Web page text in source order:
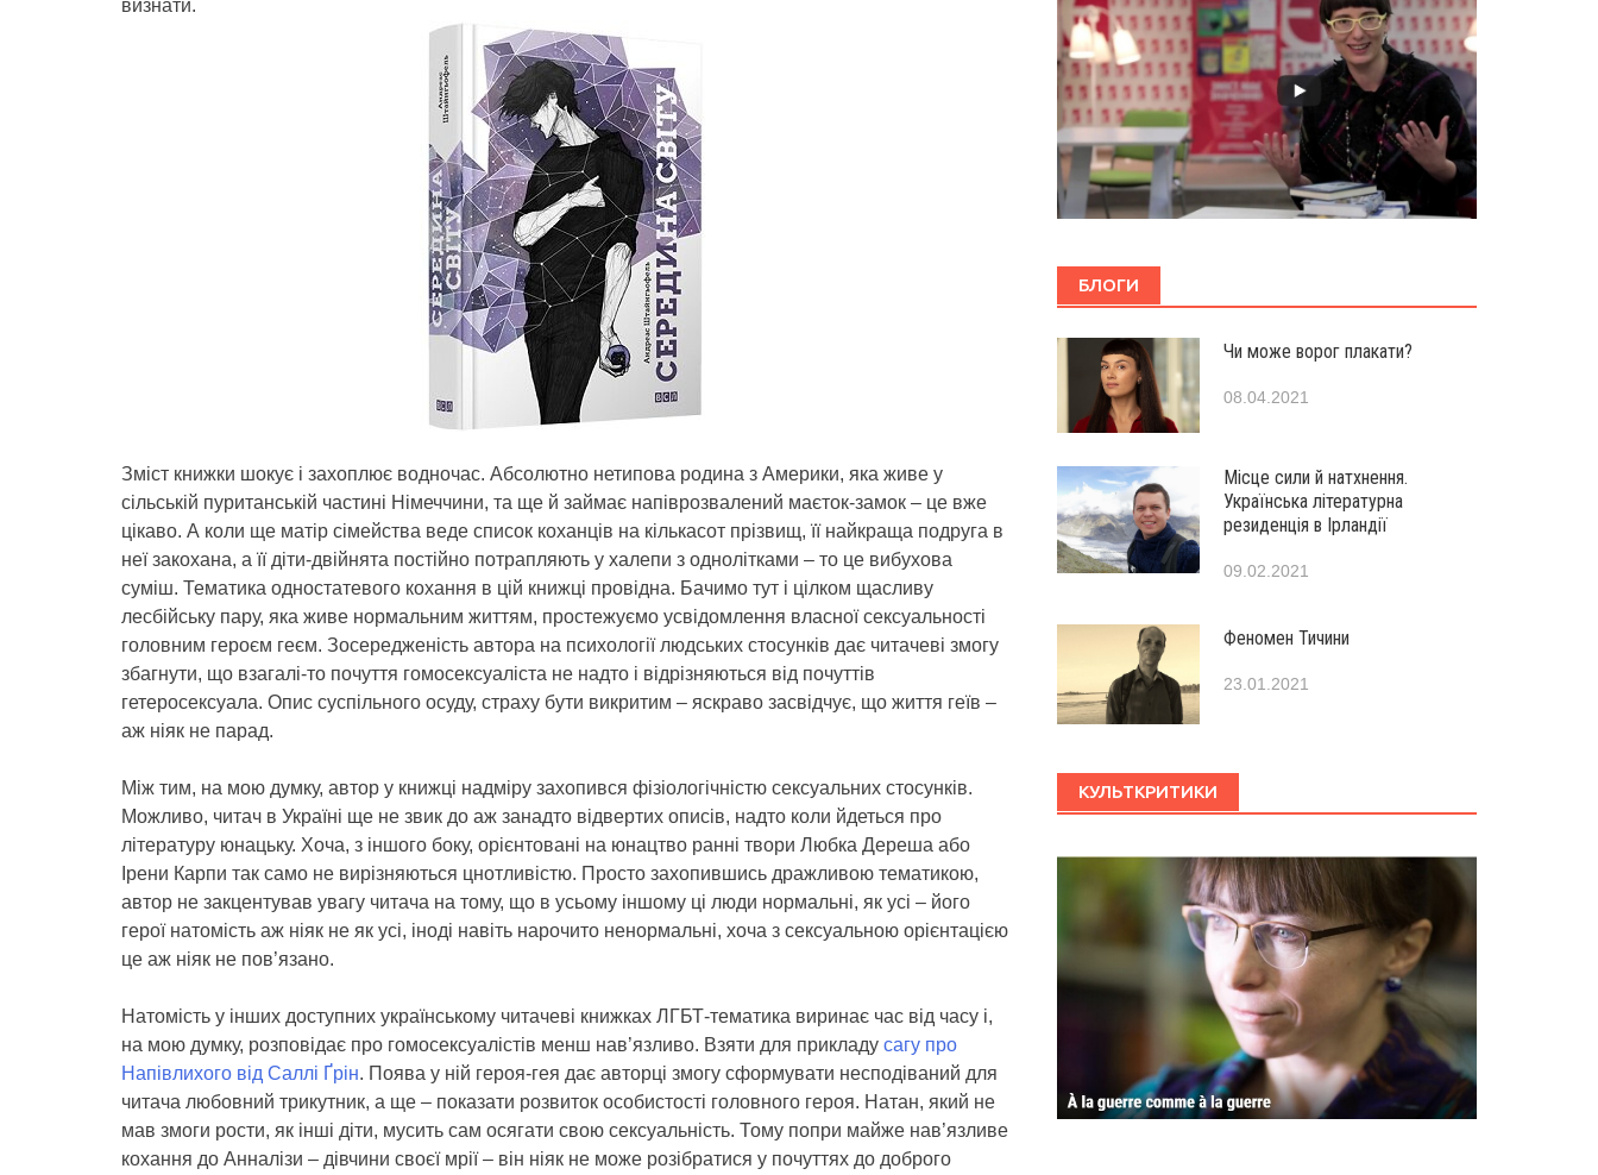
визнати.
Зміст книжки шокує і захоплює водночас. Абсолютно нетипова родина з Америки, яка живе у
сільській пуританській частині Німеччини, та ще й займає напіврозвалений маєток-замок – це вже
цікаво. А коли ще матір сімейства веде список коханців на кількасот прізвищ, її найкраща подруга в
неї закохана, а її діти-двійнята постійно потрапляють у халепи з однолітками – то це вибухова
суміш. Тематика одностатевого кохання в цій книжці провідна. Бачимо тут і цілком щасливу
лесбійську пару, яка живе нормальним життям, простежуємо усвідомлення власної сексуальності
головним героєм геєм. Зосередженість автора на психології людських стосунків дає читачеві змогу
збагнути, що взагалі-то почуття гомосексуаліста не надто і відрізняються від почуттів
гетеросексуала. Опис суспільного осуду, страху бути викритим – яскраво засвідчує, що життя геїв –
аж ніяк не парад.
Між тим, на мою думку, автор у книжці надміру захопився фізіологічністю сексуальних стосунків.
Можливо, читач в Україні ще не звик до аж занадто відвертих описів, надто коли йдеться про
літературу юнацьку. Хоча, з іншого боку, орієнтовані на юнацтво ранні твори Любка Дереша або
Ірени Карпи так само не вирізняються цнотливістю. Просто захопившись дражливою тематикою,
автор не закцентував увагу читача на тому, що в усьому іншому ці люди нормальні, як усі – його
герої натомість аж ніяк не як усі, іноді навіть нарочито ненормальні, хоча з сексуальною орієнтацією
це аж ніяк не пов’язано.
Натомість у інших доступних українському читачеві книжках ЛГБТ-тематика виринає час від часу і,
на мою думку, розповідає про гомосексуалістів менш нав’язливо. Взяти для прикладу сагу про
Напівлихого від Саллі Ґрін. Поява у ній героя-гея дає авторці змогу сформувати несподіваний для
читача любовний трикутник, а ще – показати розвиток особистості головного героя. Натан, який не
мав змоги рости, як інші діти, мусить сам осягати свою сексуальність. Тому попри майже нав’язливе
кохання до Анналізи – дівчини своєї мрії – він ніяк не може розібратися у почуттях до доброго
БЛОГИ
Чи може ворог плакати?
08.04.2021
Місце сили й натхнення.
Українська літературна
резиденція в Ірландії
09.02.2021
Феномен Тичини
23.01.2021
КУЛЬТКРИТИКИ